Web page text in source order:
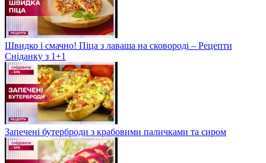
Швидко і смачно! Піца з лаваша на сковороді – Рецепти
Сніданку з 1+1
Запечені бутерброди з крабовими паличками та сиром